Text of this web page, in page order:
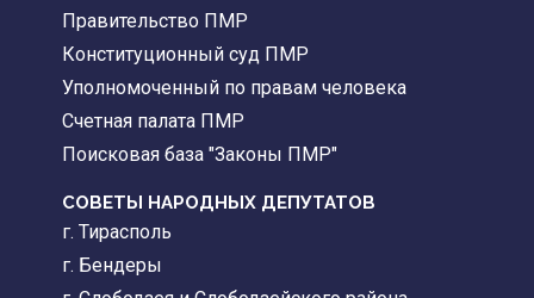
Правительство ПМР
Конституционный суд ПМР
Уполномоченный по правам человека
Счетная палата ПМР
Поисковая база "Законы ПМР"
СОВЕТЫ НАРОДНЫХ ДЕПУТАТОВ
г. Тирасполь
г. Бендеры